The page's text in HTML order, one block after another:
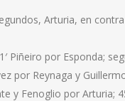
Arturia, en
Piñeiro por Esponda;
por Reynaga y
y Fenoglio por Arturia;